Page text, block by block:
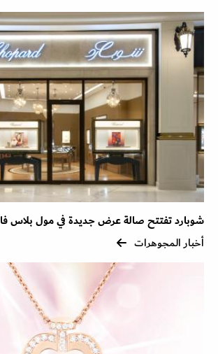
شوبارد تفتتح صالة عرض جديدة في مول بلاس
أخبار المجوهرات